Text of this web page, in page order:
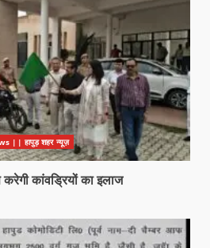
|| हापुड़ शहर न्यूज़
कांवड्रियों का इलाज